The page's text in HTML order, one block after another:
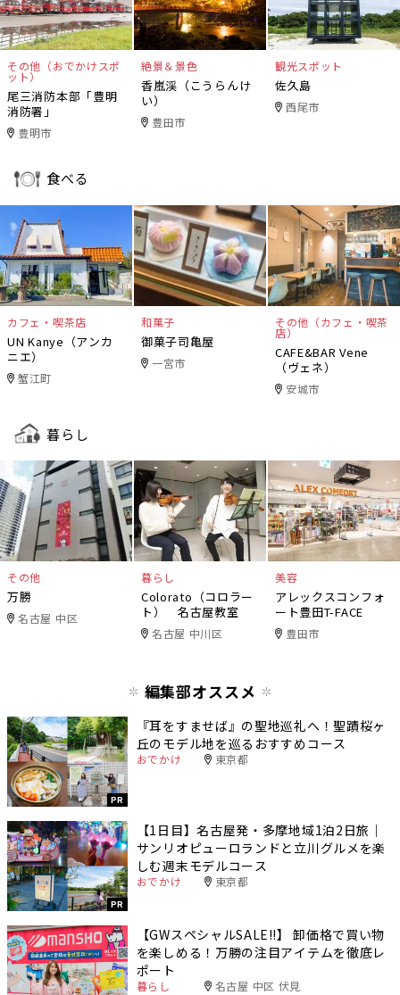
その他（おでかけスポ
ット）
尾三消防本部「豊明
消防署」
豊明市
絶景＆景色
香嵐渓（こうらんけ
い）
豊田市
観光スポット
佐久島
西尾市
食べる
カフェ・喫茶店
UN Kanye（アンカ
ニエ）
蟹江町
和菓子
御菓子司亀屋
一宮市
その他（カフェ・喫茶
店）
CAFE&BAR Vene
（ヴェネ）
安城市
暮らし
その他
万勝
名古屋 中区
暮らし
Colorato（コロラー
ト） 名古屋教室
名古屋 中川区
美容
アレックスコンフォ
ート豊田T-FACE
豊田市
編集部オススメ
PR
『耳をすませば』の聖地巡礼へ！聖蹟桜ヶ
丘のモデル地を巡るおすすめコース
おでかけ 東京都
PR
【1日目】名古屋発・多摩地域1泊2日旅｜
サンリオピューロランドと立川グルメを楽
しむ週末モデルコース
おでかけ 東京都
【GWスペシャルSALE‼︎】 卸価格で買い物
を楽しめる！万勝の注目アイテムを徹底レ
ポート
暮らし 名古屋 中区 伏見